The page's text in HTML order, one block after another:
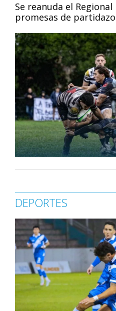
Se reanuda el
promesas de
DEPORTES